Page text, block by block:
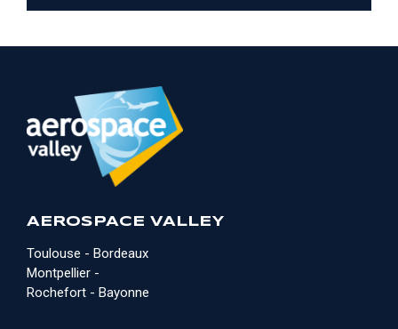
AEROSPACE VALLEY
Toulouse - Bordeaux
Montpellier -
Rochefort - Bayonne